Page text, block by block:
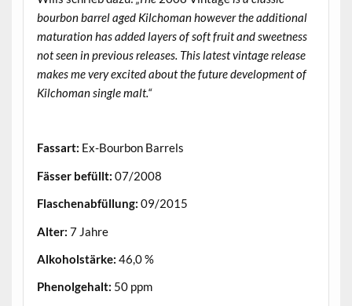
bourbon barrel aged Kilchoman however the additional
maturation has added layers of soft fruit and sweetness
not seen in previous releases. This latest vintage release
makes me very excited about the future development of
Kilchoman single malt.“
Fassart: Ex-Bourbon Barrels
Fässer befüllt: 07/2008
Flaschenabfüllung: 09/2015
Alter: 7 Jahre
Alkoholstärke: 46,0 %
Phenolgehalt: 50 ppm